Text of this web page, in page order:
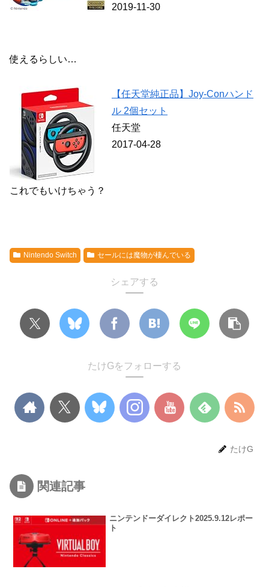
2019-11-30
使えるらしい…
【任天堂純正品】Joy-Conハンド
ル 2個セット
任天堂
2017-04-28
これでもいけちゃう？
Nintendo Switch セールには魔物が棲んでいる
シェアする
たけGをフォローする
たけG
関連記事
ニンテンドーダイレクト2025.9.12レポー
ト